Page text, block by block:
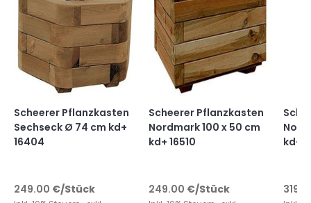
Scheerer Pflanzkasten
Sechseck Ø 74 cm kd+
16404
249.00 €/Stück
Scheerer Pflanzkasten
Nordmark 100 x 50 cm
kd+ 16510
249.00 €/Stück
kd+